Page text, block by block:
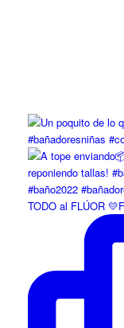
TODO al FLÚOR